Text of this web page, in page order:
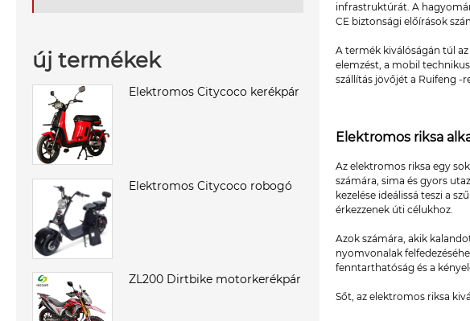
új termékek
Elektromos Citycoco kerékpár
Elektromos Citycoco robogó
ZL200 Dirtbike motorkerékpár
infrastruktúrát. A
CE biztonsági előírások
A termék kiválóságán túl
elemzést, a mobil
szállítás jövőjét a Ruifeng -
Elektromos riksa
Az elektromos riksa egy
számára, sima és gyors
kezelése ideálissá teszi a
érkezzenek úti célukhoz.
Azok számára, akik
nyomvonalak
fenntarthatóság és a
Sőt, az elektromos riksa